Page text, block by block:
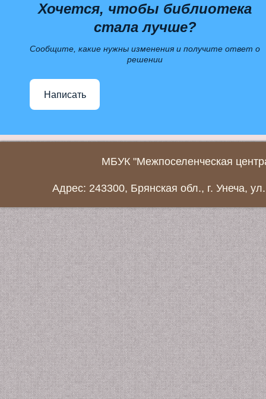
Хочется, чтобы библиотека
стала лучше?
Сообщите, какие нужны изменения и получите ответ о
решении
Написать
МБУК "Межпоселенческая
Адрес: 243300, Брянская обл., г. Унеча,